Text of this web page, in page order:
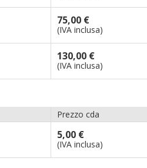
75,00 €
(IVA inclusa)
130,00 €
(IVA inclusa)
Prezzo cda
5,00 €
(IVA inclusa)